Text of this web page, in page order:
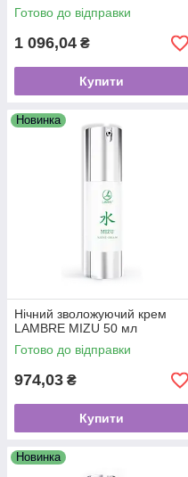
Готово до відправки
1 096,04 ₴
Купити
Новинка
Нічний зволожуючий крем
LAMBRE MIZU 50 мл
Готово до відправки
974,03 ₴
Купити
Новинка